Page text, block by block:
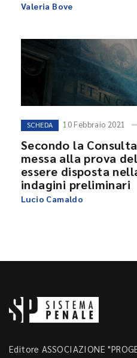
Valeria Bove
SCHEDA 10 Febbraio 2021
Secondo la
messa alla prova
essere disposta
indagini preliminari
Lucio Camaldo
Editore ASSOCIAZIONE